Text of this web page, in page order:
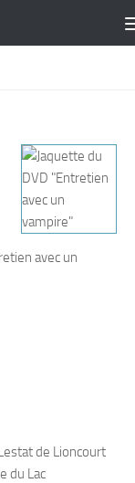
avec un
de Lioncourt
du Lac